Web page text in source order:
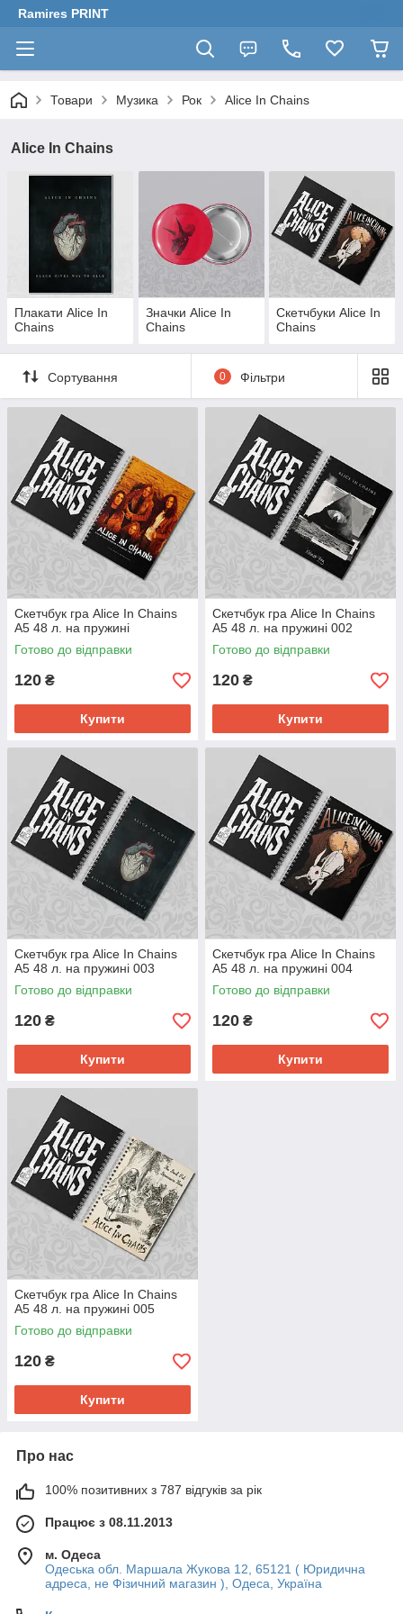
Ramires PRINT
Товари Музика Рок Alice In Chains
Alice In Chains
Плакати Alice In
Chains
Значки Alice In
Chains
Скетчбуки Alice In
Chains
Сортування 0 Фільтри
Скетчбук гра Alice In Chains
А5 48 л. на пружині
Готово до відправки
120 ₴
Купити
Скетчбук гра Alice In Chains
А5 48 л. на пружині 002
Готово до відправки
120 ₴
Купити
Скетчбук гра Alice In Chains
А5 48 л. на пружині 003
Готово до відправки
120 ₴
Купити
Скетчбук гра Alice In Chains
А5 48 л. на пружині 004
Готово до відправки
120 ₴
Купити
Скетчбук гра Alice In Chains
А5 48 л. на пружині 005
Готово до відправки
120 ₴
Купити
Про нас
100% позитивних з 787 відгуків за рік
Працює з 08.11.2013
м. Одеса
Одеська обл. Маршала Жукова 12, 65121 ( Юридична
адреса, не Фізичний магазин ), Одеса, Україна